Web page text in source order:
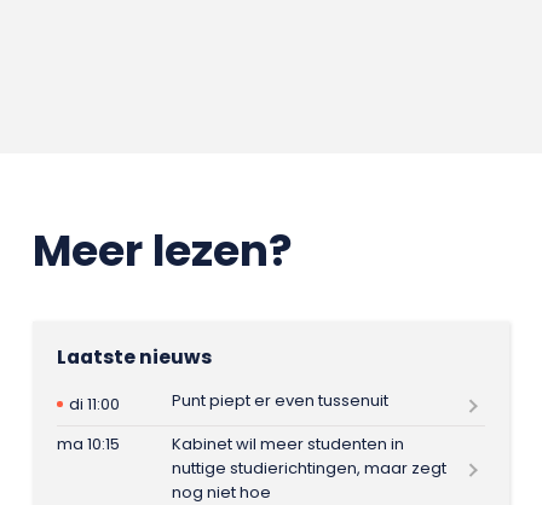
Meer lezen?
Laatste nieuws
di 11:00
Punt piept er even tussenuit
ma 10:15
Kabinet wil meer studenten in
nuttige studierichtingen, maar zegt
nog niet hoe